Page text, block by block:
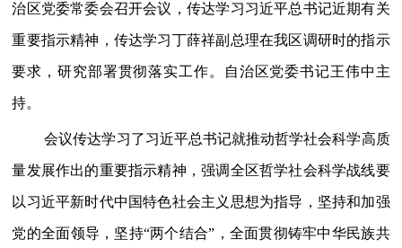
长者模式
治区党委常委会召开会议，传达学习习近平总书记近期有关
重要指示精神，传达学习丁薛祥副总理在我区调研时的指示
要求，研究部署贯彻落实工作。自治区党委书记王伟中主
持。
会议传达学习了习近平总书记就推动哲学社会科学高质
量发展作出的重要指示精神，强调全区哲学社会科学战线要
以习近平新时代中国特色社会主义思想为指导，坚持和加强
党的全面领导，坚持“两个结合”，全面贯彻铸牢中华民族共